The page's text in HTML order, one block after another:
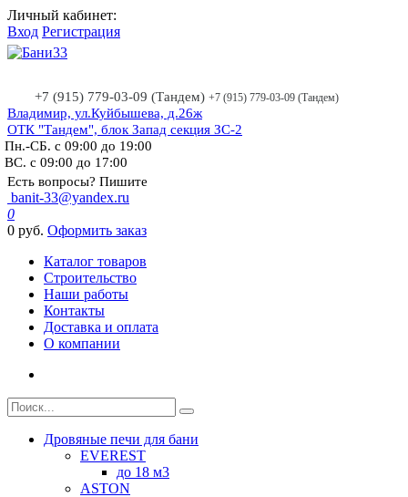
Личный кабинет:
Вход Регистрация
+7 (915) 779-03-09 (Тандем) +7 (915) 779-03-09 (Тандем)
Владимир, ул.Куйбышева, д.26ж
ОТК "Тандем", блок Запад секция ЗС-2
Пн.-СБ. с 09:00 до 19:00
ВС. с 09:00 до 17:00
Есть вопросы? Пишите
banit-33@yandex.ru
0
0 руб. Оформить заказ
Каталог товаров
Строительство
Наши работы
Контакты
Доставка и оплата
О компании
Дровяные печи для бани
EVEREST
до 18 м3
ASTON